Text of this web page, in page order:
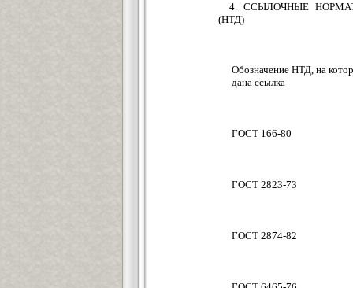
4. ССЫЛОЧНЫЕ
(НТД)
Обозначение НТД, на
дана ссылка
ГОСТ 166-80
ГОСТ 2823-73
ГОСТ 2874-82